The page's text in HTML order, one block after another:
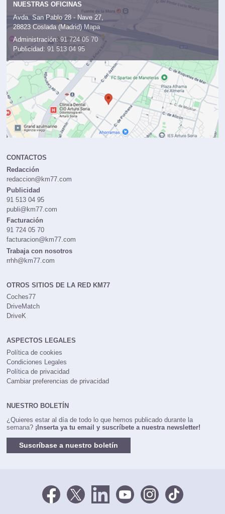
NUESTRAS OFICINAS
Avda. San Pablo 28 - Nave 27,
28823 Coslada (Madrid) Mapa
Administración: 91 724 05 70
Publicidad: 91 513 04 95
CONTACTOS
Redacción
redaccion@km77.com
Publicidad
91 513 04 95
publi@km77.com
Facturación
91 724 05 70
facturacion@km77.com
Trabaja con nosotros
rrhh@km77.com
OTROS SITIOS DE LA RED KM77
Coches77
DriveMatch
DriveK
ASPECTOS LEGALES
Política de cookies
Condiciones Legales
Política de privacidad
Cambiar preferencias de privacidad
NUESTRO BOLETÍN
¿Quieres estar al día de todo lo que hemos publicado durante la
semana? ¡Inserta ya tu email y suscríbete a nuestra newsletter!
Suscríbase a nuestro boletín